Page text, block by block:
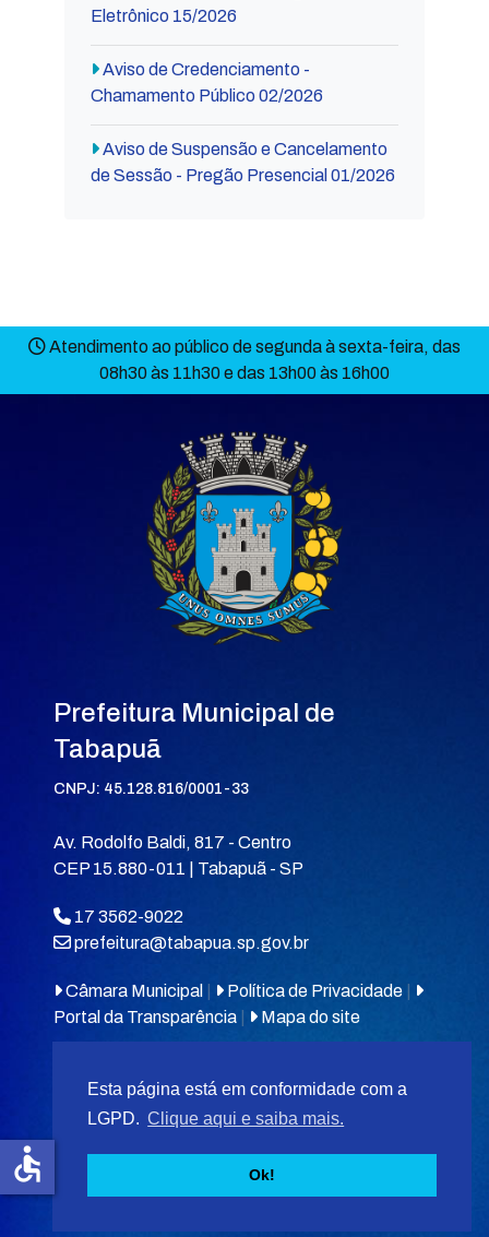
Esta página está em conformidade com a
LGPD. Clique aqui e saiba mais.
Ok!
Eletrônico 15/2026
Aviso de Credenciamento -
Chamamento Público 02/2026
Aviso de Suspensão e Cancelamento
de Sessão - Pregão Presencial 01/2026
Atendimento ao público de segunda à sexta-feira, das
08h30 às 11h30 e das 13h00 às 16h00
Prefeitura Municipal de
Tabapuã
CNPJ: 45.128.816/0001-33
Av. Rodolfo Baldi, 817 - Centro
CEP 15.880-011 | Tabapuã - SP
17 3562-9022
prefeitura@tabapua.sp.gov.br
Câmara Municipal Política de Privacidade
Portal da Transparência
Mapa do site
© 2026MIT Tabapuã.
accessible